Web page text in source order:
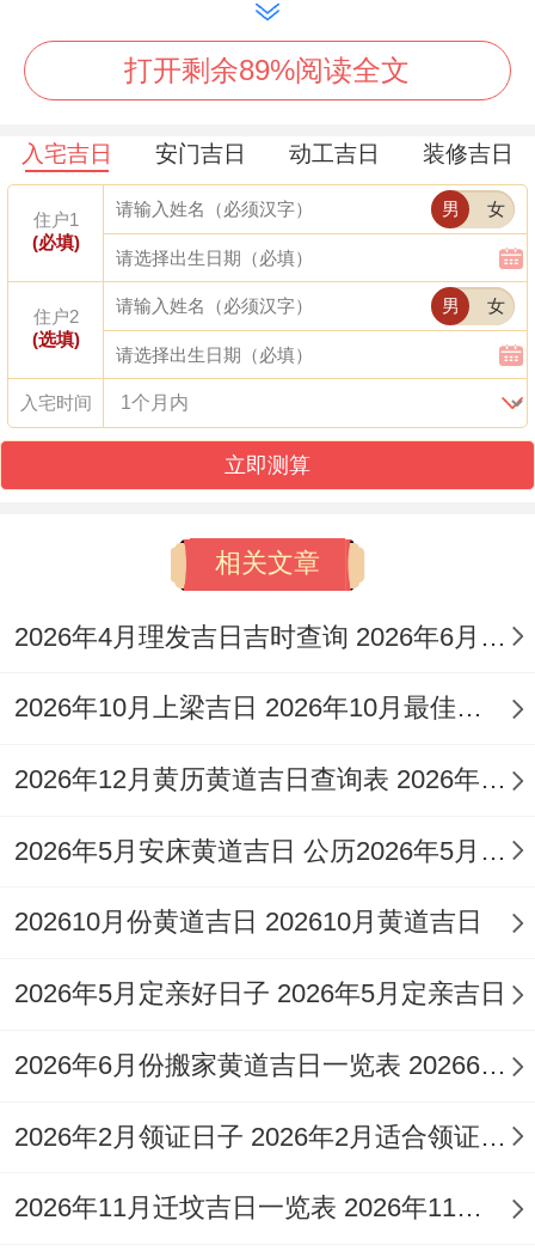
月共有9天被列为适合动土的吉日，这些日
期是经过专业推算，综合考虑了五行命理、
的！
以下是2026年2月所有动土吉日的汇总表:
阳
历
日
期
星
期
农
历
日
期
吉
日
指
数
冲
煞
2
日
腊
七
分
冲
煞
东
入宅；忌嫁娶、
作灶、安床
6
星
五
月
十
98
分
煞
宜动土、起基、
安葬、破土
月
六
月
十
97
马
宜动土、安床、
作灶、出火
2
月
日
期
腊
月
三
98
冲
鸡
西
宜动土、入宅、
打开剩余89%阅读全文
入宅吉日 安门吉日 动工吉日 装修吉日
住户1
(必填)
男 女
住户2
(选填)
男 女
入宅时间
立即测算
相关文章
2026年4月理发吉日吉时查询 2026年6月理发黄道吉日查询
2026年10月上梁吉日 2026年10月最佳的上梁吉日一览表
2026年12月黄历黄道吉日查询表 2026年12月26号黄历查询
2026年5月安床黄道吉日 公历2026年5月安床
202610月份黄道吉日 202610月黄道吉日
2026年5月定亲好日子 2026年5月定亲吉日
2026年6月份搬家黄道吉日一览表 20266月搬家黄道吉日查询
2026年2月领证日子 2026年2月适合领证日期
2026年11月迁坟吉日一览表 2026年11月迁坟黄道吉日查询